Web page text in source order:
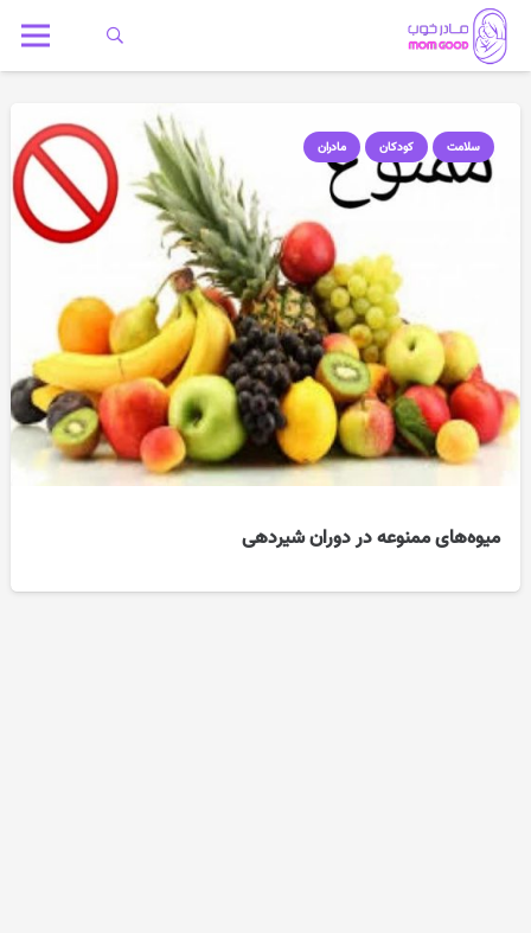
سلامت کودکان مادران
میوه‌های ممنوعه در دوران شیردهی